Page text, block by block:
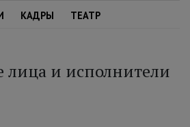
КАДРЫ ТЕАТР
и исполнители